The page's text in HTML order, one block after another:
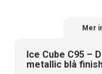
Mer
Ice Cube C95 –
metallic blå